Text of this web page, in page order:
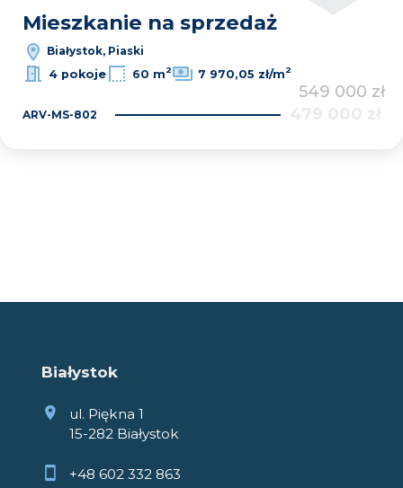
Mieszkanie na sprzedaż
Białystok, Piaski
4 pokoje
60 m2 7 970,05 zł/m2
549 000 zł
ARV-MS-802
Białystok
ul. Piękna 1
15-282 Białystok
+48 602 332 863